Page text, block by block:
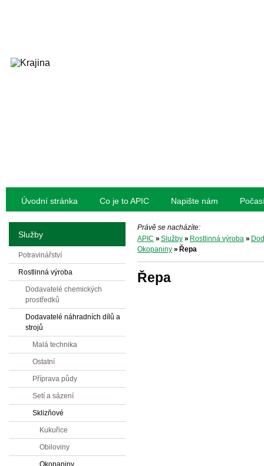
Úvodní stránka Co je to APIC Napište nám
Právě se nacházíte:
APIC » Služby » Rostlinná výroba »
Okopaniny » Řepa
Řepa
Služby
Potravinářství
Rostlinná výroba
Dodavatelé chemických
prostředků
Dodavatelé náhradních dílů a
strojů
Malá technika
Ostatní
Příprava půdy
Setí a sázení
Sklizňové
Kukuřice
Obiloviny
Okopaniny